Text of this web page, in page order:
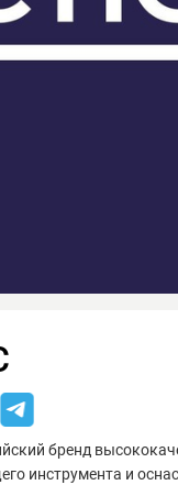
бренд
инструмента и